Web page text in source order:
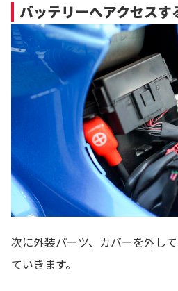
バッテリーへアクセスす
次に外装パーツ、カバーを外し
ていきます。